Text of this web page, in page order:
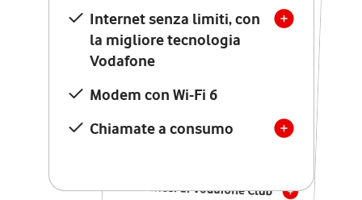
Internet senza limiti, con
la migliore tecnologia
Vodafone
Modem con Wi-Fi 6
Chiamate a consumo
Internet senza limiti, con
la migliore tecnologia
Vodafone
Modem Seven con Wi-Fi 7
Chiamate illimitate verso
numeri fissi e mobili
nazionali
12 mesi di Vodafone Club
con sconti ed esperienze
esclusive, poi si disattiva